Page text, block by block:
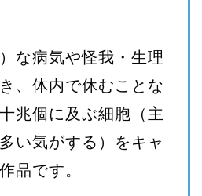
な病気や怪我・生理
、体内で休むことな
兆個に及ぶ細胞（主
い気がする）をキャ
品です。